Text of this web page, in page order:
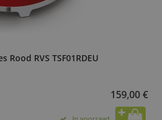
RVS TSF01RDEU
159,00 €
In voorraad